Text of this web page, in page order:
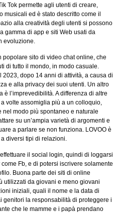
Tok permette agli utenti di creare,
musicali ed è stato descritto come il
alla creatività degli utenti si possono
gamma di app e siti Web usati da
evoluzione.
sito di video chat online, che
di tutto il mondo, in modo casuale.
dopo 14 anni di attività, a causa di
e alla privacy dei suoi utenti. Un altro
l’imprevedibilità. A differenza di altre
volte assomiglia più a un colloquio,
modo più spontaneo e naturale
su un’ampia varietà di argomenti e
a parlare se non funziona. LOVOO è
diversi tipi di relazioni.
il social login, quindi di loggarsi
Fb, e di potersi iscrivere solamente
Buona parte dei siti di online
utilizzati da giovani e meno giovani
iniziali, quali il nome e la data di
genitori la responsabilità di proteggere i
che le mamme e i papà prendano